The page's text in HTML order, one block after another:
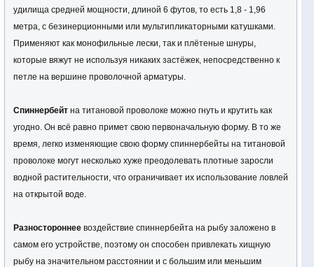
удилища средней мощности, длиной 6 футов, то есть 1,8 - 1,96
метра, с безинерционными или мультипликаторными катушками.
Применяют как монофильные лески, так и плётеные шнуры,
которые вяжут не используя никаких застёжек, непосредственно к
петле на вершине проволочной арматуры.
Спиннербейт на титановой проволоке можно гнуть и крутить как
угодно. Он всё равно примет свою первоначальную форму. В то же
время, легко изменяющие свою форму спиннербейты на титановой
проволоке могут несколько хуже преодолевать плотные заросли
водной растительности, что ограничивает их использование ловлей
на открытой воде.
Разностороннее воздействие спиннербейта на рыбу заложено в
самом его устройстве, поэтому он способен привлекать хищную
рыбу на значительном расстоянии и с большим или меньшим